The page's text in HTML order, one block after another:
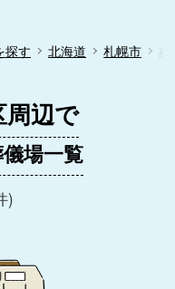
探す 北海道 札幌市
辺で
場一覧
)